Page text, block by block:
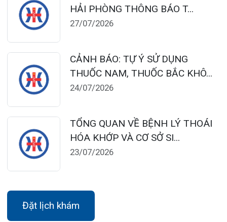
Khoa Khám bệnh: Thứ 2 – Thứ 6
Chiều: 13:30 – 16:30
Bệnh viện – Khách sạn cao cấp đầu tiên ở
Hải Phòng và khu vực vùng duyên hải Bắc
bộ, quy mô 500 giường bệnh nội trú.
Gọi Tổng đài 0225-3955 888
Đặt lịch khám